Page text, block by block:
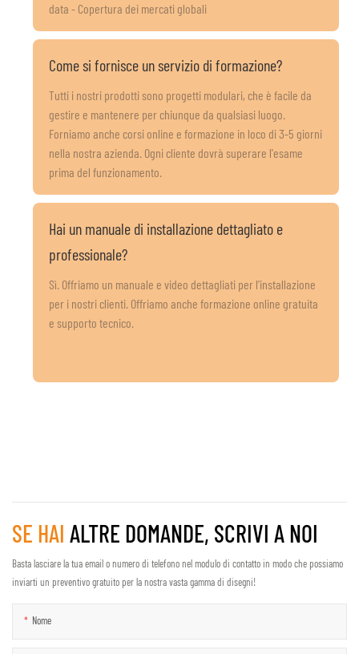
data - Copertura dei mercati globali
Come si fornisce un servizio di formazione?
Tutti i nostri prodotti sono progetti modulari, che è facile da
gestire e mantenere per chiunque da qualsiasi luogo.
Forniamo anche corsi online e formazione in loco di 3-5 giorni
nella nostra azienda. Ogni cliente dovrà superare l'esame
prima del funzionamento.
Hai un manuale di installazione dettagliato e
professionale?
Sì. Offriamo un manuale e video dettagliati per l'installazione
per i nostri clienti. Offriamo anche formazione online gratuita
e supporto tecnico.
SE HAI ALTRE DOMANDE, SCRIVI A NOI
Basta lasciare la tua email o numero di telefono nel modulo di contatto in modo che possiamo
inviarti un preventivo gratuito per la nostra vasta gamma di disegni!
Nome